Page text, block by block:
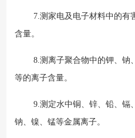
7.测家电及电子材料中的有
含量。
8.测离子聚合物中的钾、钠
等的离子含量。
9.测定水中铜、锌、铅、镉
钠、镍、锰等金属离子。